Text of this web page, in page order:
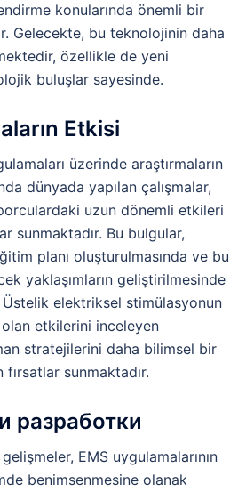
konularında önemli bir
Gelecekte, bu teknolojinin daha
özellikle de yeni
buluşlar sayesinde.
Etkisi
üzerinde araştırmaların
dünyada yapılan çalışmalar,
uzun dönemli etkileri
sunmaktadır. Bu bulgular,
planı oluşturulmasında ve bu
yaklaşımların geliştirilmesinde
elektriksel stimülasyonun
etkilerini inceleyen
stratejilerini daha bilimsel bir
sunmaktadır.
разработки
EMS uygulamalarının
benimsenmesine olanak